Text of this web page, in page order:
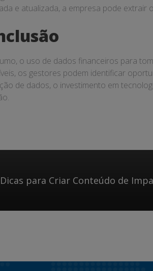
e atualizada, a empresa pode extrair
o uso de dados financeiros para
os gestores podem identificar
de dados, o investimento em
Dicas para Criar Conteúdo de